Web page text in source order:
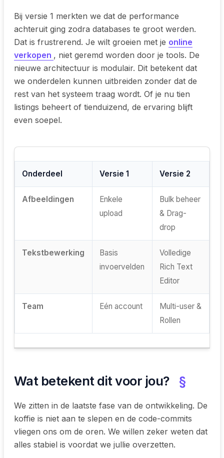
Bij versie 1 merkten we dat de performance
achteruit ging zodra databases te groot werden.
Dat is frustrerend. Je wilt groeien met je online
verkopen , niet geremd worden door je tools. De
nieuwe architectuur is modulair. Dit betekent dat
we onderdelen kunnen uitbreiden zonder dat de
rest van het systeem traag wordt. Of je nu tien
listings beheert of tienduizend, de ervaring blijft
even soepel.
Onderdeel Versie 1 Versie 2
Afbeeldingen
Enkele
upload
Bulk beheer
& Drag-
drop
Tekstbewerking
Basis
invoervelden
Volledige
Rich Text
Editor
Team Eén account
Multi-user &
Rollen
Wat betekent dit voor jou? §
We zitten in de laatste fase van de ontwikkeling. De
koffie is niet aan te slepen en de code-commits
vliegen ons om de oren. We willen zeker weten dat
alles stabiel is voordat we jullie overzetten.